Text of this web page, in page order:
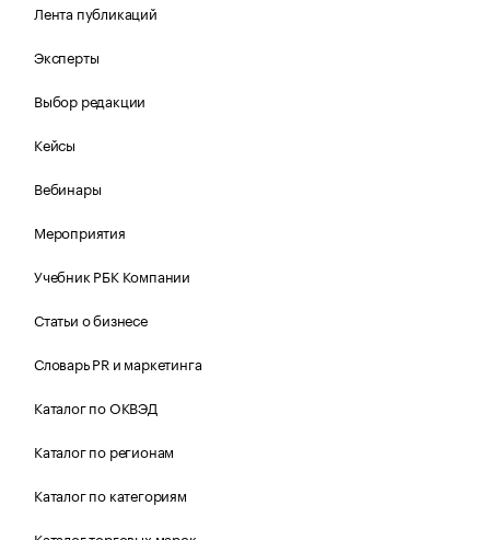
Лента публикаций
Эксперты
Выбор редакции
Кейсы
Вебинары
Мероприятия
Учебник РБК Компании
Статьи о бизнесе
Словарь PR и маркетинга
Каталог по ОКВЭД
Каталог по регионам
Каталог по категориям